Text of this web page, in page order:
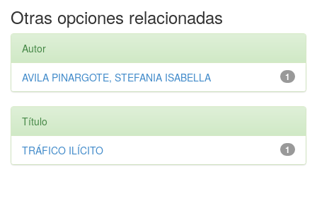
Otras opciones relacionadas
Autor
1
AVILA PINARGOTE, STEFANIA ISABELLA
Título
1
TRÁFICO ILÍCITO